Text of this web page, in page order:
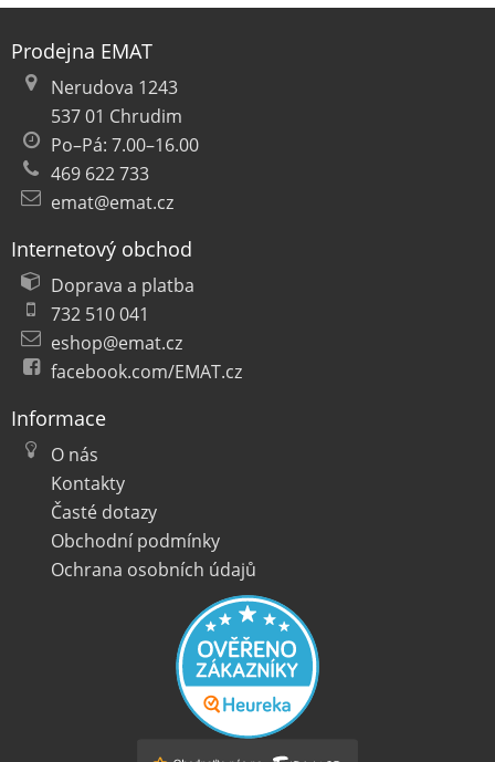
Prodejna EMAT
Nerudova 1243
537 01 Chrudim
Po–Pá: 7.00–16.00
469 622 733
emat@emat.cz
Internetový obchod
Doprava a platba
732 510 041
eshop@emat.cz
facebook.com/EMAT.cz
Informace
O nás
Kontakty
Časté dotazy
Obchodní podmínky
Ochrana osobních údajů